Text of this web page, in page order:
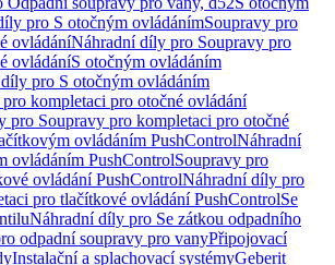
pro S otočným ovládánímSoupravy pro
ovládáníNáhradní díly pro Soupravy pro
ovládáníS otočným ovládáním
pro S otočným ovládáním
kompletaci pro otočné ovládání
pro Soupravy pro kompletaci pro otočné
ovládáním PushControlNáhradní
ovládáním PushControlSoupravy pro
ovládání PushControlNáhradní díly pro
pro tlačítkové ovládání PushControlSe
Náhradní díly pro Se zátkou odpadního
odpadní soupravy pro vanyPřipojovací
Instalační a splachovací systémyGeberit